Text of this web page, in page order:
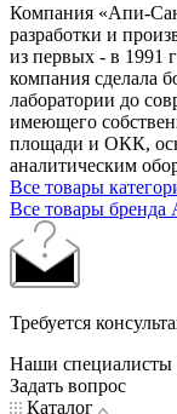
Компания «Апи-
разработки и
из первых - в 1991
компания сделала
лаборатории до
имеющего
площади и ОКК,
аналитическим
Все товары
Все товары бренда
Требуется
Наши специалисты
Задать вопрос
Каталог